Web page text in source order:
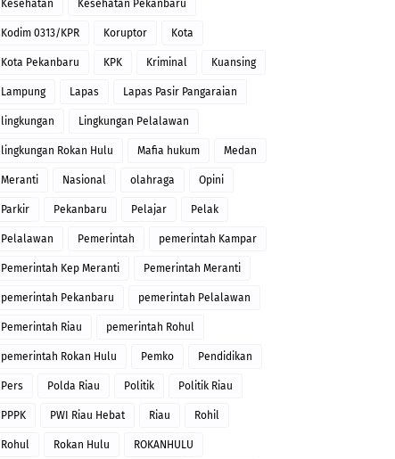
Kesehatan Kesehatan Pekanbaru
Kodim 0313/KPR Koruptor Kota
Kota Pekanbaru KPK Kriminal Kuansing
Lampung Lapas Lapas Pasir Pangaraian
lingkungan Lingkungan Pelalawan
lingkungan Rokan Hulu Mafia hukum Medan
Meranti Nasional olahraga Opini
Parkir Pekanbaru Pelajar Pelak
Pelalawan Pemerintah pemerintah Kampar
Pemerintah Kep Meranti Pemerintah Meranti
pemerintah Pekanbaru pemerintah Pelalawan
Pemerintah Riau pemerintah Rohul
pemerintah Rokan Hulu Pemko Pendidikan
Pers Polda Riau Politik Politik Riau
PPPK PWI Riau Hebat Riau Rohil
Rohul Rokan Hulu ROKANHULU